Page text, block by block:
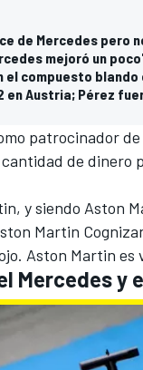
de Mercedes pero
mejoró un
compuesto blando
en Austria; Pérez
patrocinador
de dinero
y siendo Aston
Martin
Aston Martin es
Mercedes